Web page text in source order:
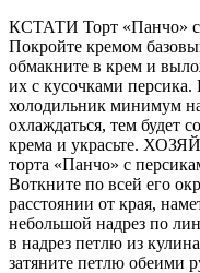
КСТАТИ Торт «Панчо» с
Покройте кремом
обмакните в крем и
их с кусочками персика.
холодильник минимум
охлаждаться, тем будет
крема и украсьте.
торта «Панчо» с
Воткните по всей его
расстоянии от края,
небольшой надрез по
в надрез петлю из
затяните петлю обеими